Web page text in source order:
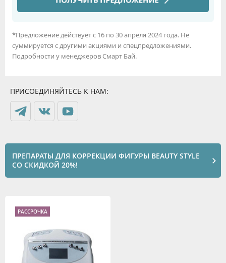
*Предложение действует с 16 по 30 апреля 2024 года. Не
суммируется с другими акциями и спецпредложениями.
Подробности у менеджеров Смарт Бай.
ПРИСОЕДИНЯЙТЕСЬ К НАМ:
ПРЕПАРАТЫ ДЛЯ КОРРЕКЦИИ ФИГУРЫ BEAUTY STYLE
СО СКИДКОЙ 20%!
РАССРОЧКА